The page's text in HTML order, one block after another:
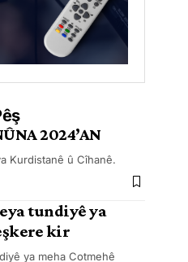
2024’AN
Kurdistanê û Cîhanê.
tundiyê ya
kir
ya meha Cotmehê